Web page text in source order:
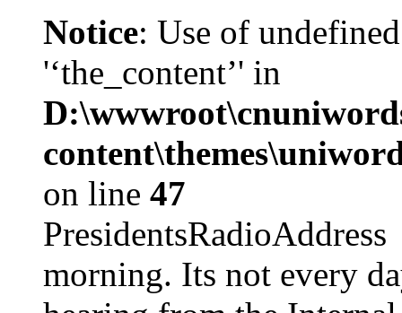
Notice: Use of
'‘the_content’' in
on line 47
morning. Its not every